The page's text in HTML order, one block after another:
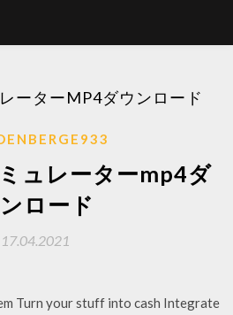
ーターMP4ダウンロード
ュレーターmp4ダ
ロード
17.04.2021
Turn your stuff into cash Integrate